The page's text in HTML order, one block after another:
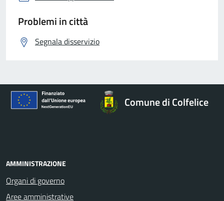
Problemi in città
Segnala disservizio
Comune di Colfelice
AMMINISTRAZIONE
Organi di governo
Aree amministrative